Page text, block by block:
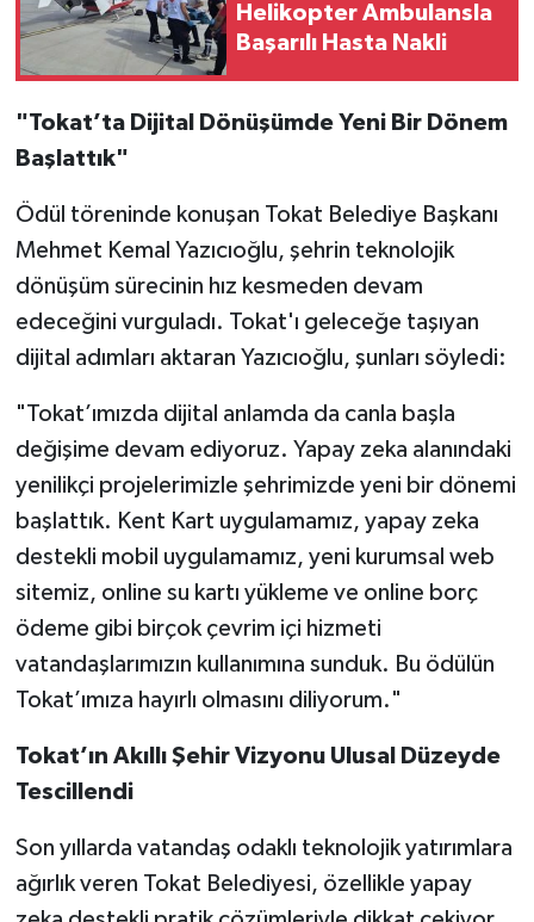
Helikopter Ambulansla
Başarılı Hasta Nakli
"Tokat’ta Dijital Dönüşümde Yeni Bir Dönem
Başlattık"
Ödül töreninde konuşan Tokat Belediye Başkanı
Mehmet Kemal Yazıcıoğlu, şehrin teknolojik
dönüşüm sürecinin hız kesmeden devam
edeceğini vurguladı. Tokat'ı geleceğe taşıyan
dijital adımları aktaran Yazıcıoğlu, şunları söyledi:
"Tokat’ımızda dijital anlamda da canla başla
değişime devam ediyoruz. Yapay zeka alanındaki
yenilikçi projelerimizle şehrimizde yeni bir dönemi
başlattık. Kent Kart uygulamamız, yapay zeka
destekli mobil uygulamamız, yeni kurumsal web
sitemiz, online su kartı yükleme ve online borç
ödeme gibi birçok çevrim içi hizmeti
vatandaşlarımızın kullanımına sunduk. Bu ödülün
Tokat’ımıza hayırlı olmasını diliyorum."
Tokat’ın Akıllı Şehir Vizyonu Ulusal Düzeyde
Tescillendi
Son yıllarda vatandaş odaklı teknolojik yatırımlara
ağırlık veren Tokat Belediyesi, özellikle yapay